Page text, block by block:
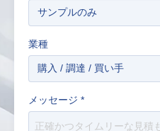
業種
メッセージ *